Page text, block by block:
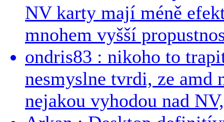
NV karty mají méně
mnohem vyšší
ondris83 : nikoho to
nesmyslne tvrdi, ze
nejakou vyhodou nad